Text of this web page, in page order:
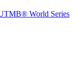
World Series